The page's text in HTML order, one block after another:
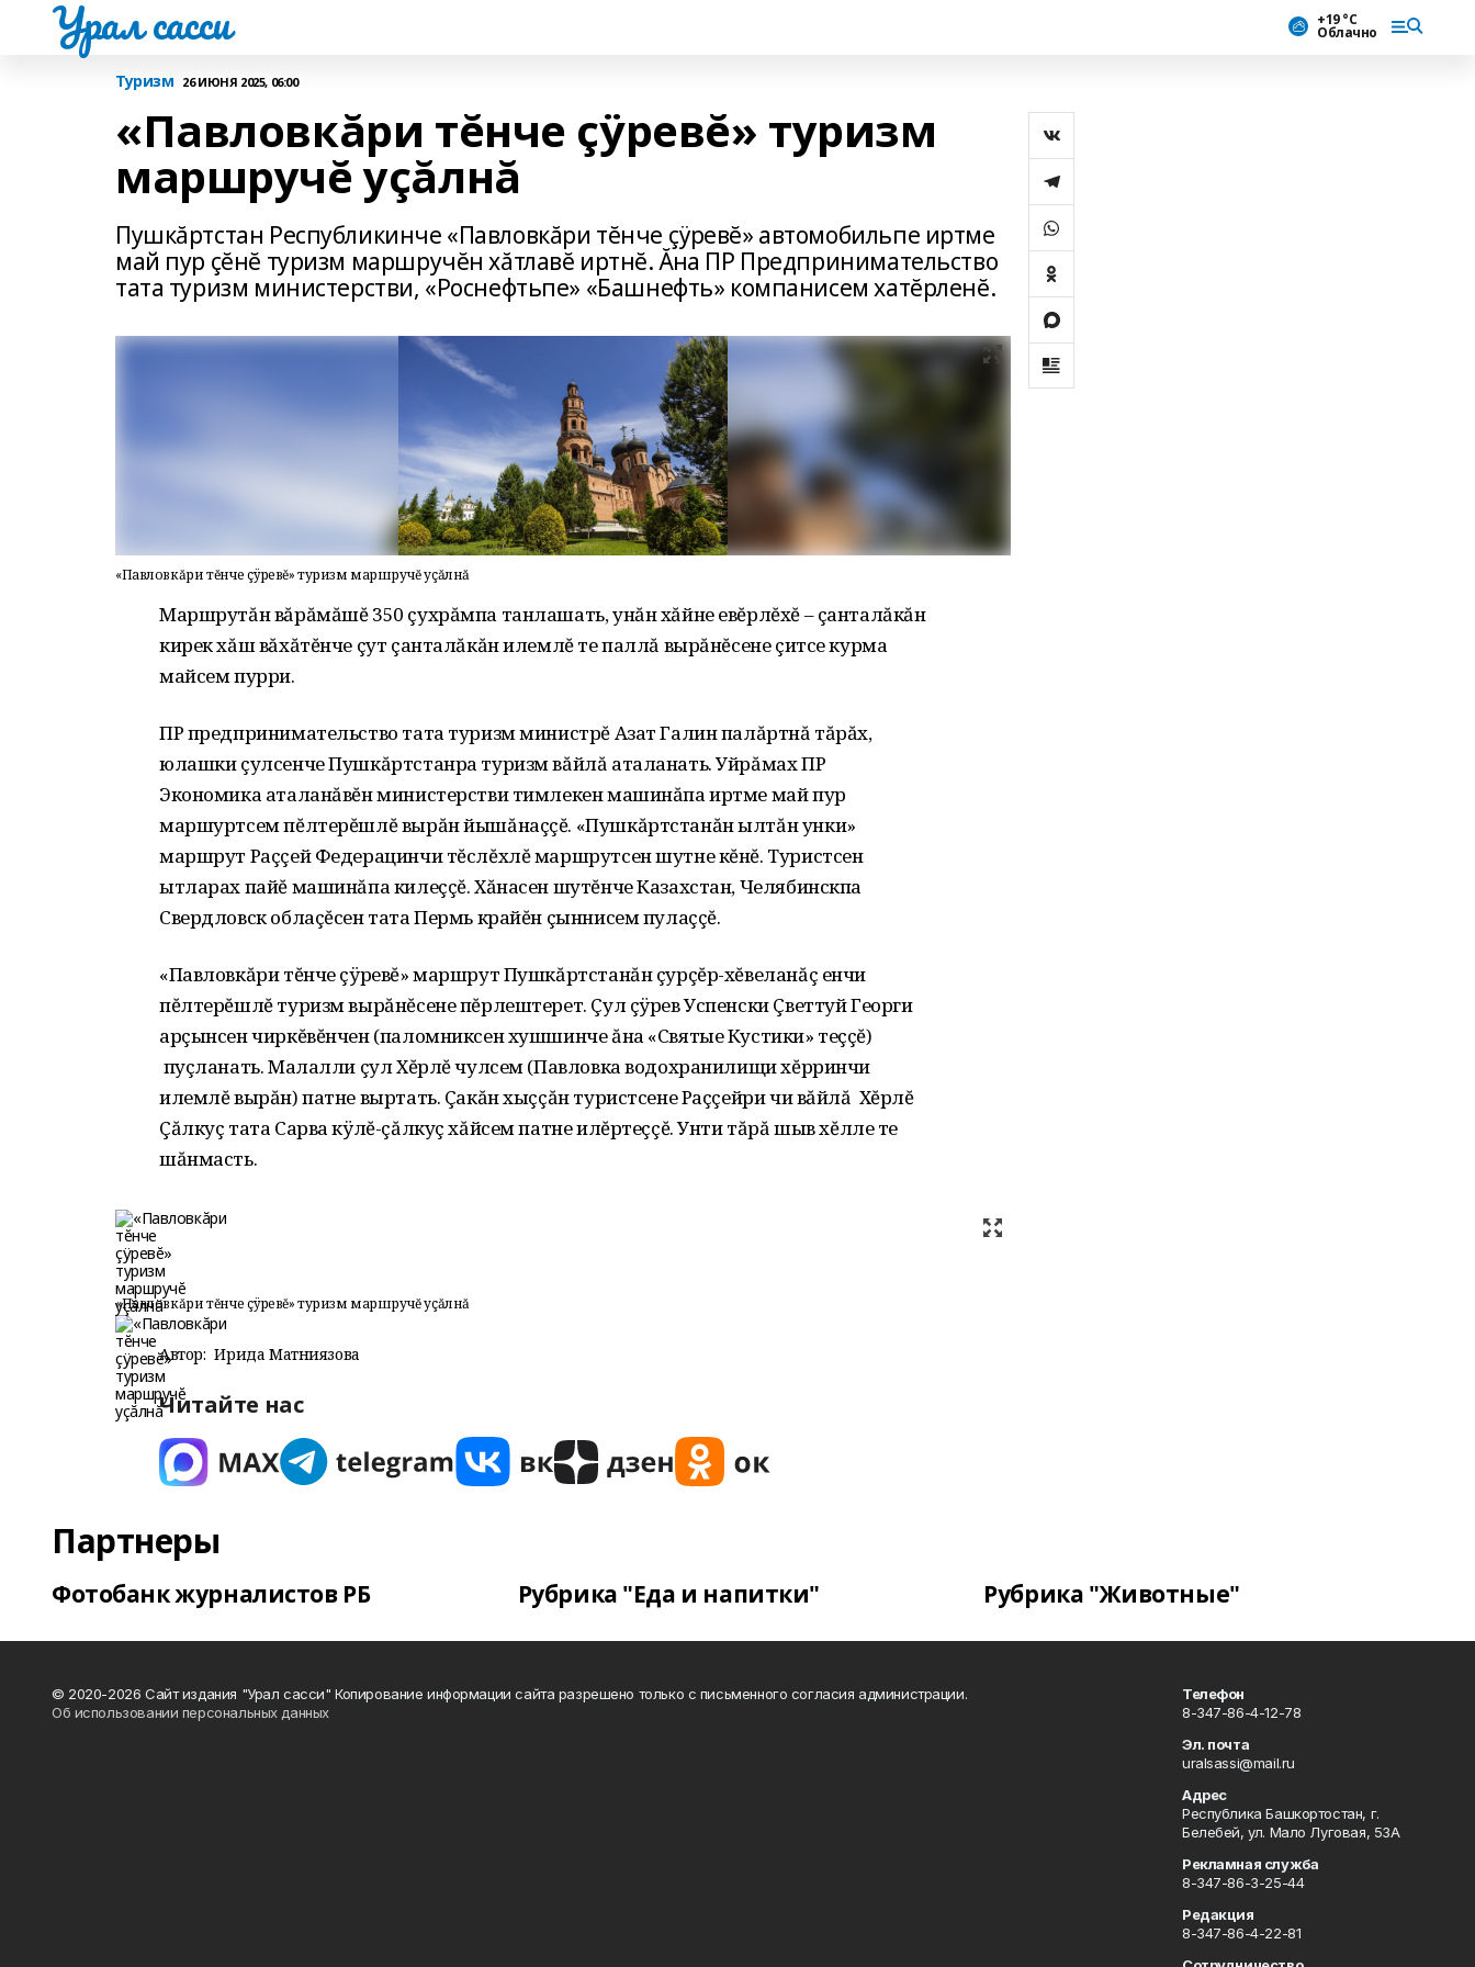
Урал сасси +19 °С
Облачно
Туризм 26 ИЮНЯ 2025, 06:00
«Павловкăри тĕнче çÿревĕ» туризм
маршручĕ уçăлнă
Пушкăртстан Республикинче «Павловкăри тĕнче çÿревĕ» автомобильпе иртме
май пур çĕнĕ туризм маршручĕн хăтлавĕ иртнĕ. Ăна ПР Предпринимательство
тата туризм министерстви, «Роснефтьпе» «Башнефть» компанисем хатĕрленĕ.
«Павловкăри тĕнче çÿревĕ» туризм маршручĕ уçăлнă
Маршрутăн вăрăмăшĕ 350 çухрăмпа танлашать, унăн хăйне евĕрлĕхĕ – çанталăкăн
кирек хăш вăхăтĕнче çут çанталăкăн илемлĕ те паллă вырăнĕсене çитсе курма
майсем пурри.
ПР предпринимательство тата туризм министрĕ Азат Галин палăртнă тăрăх,
юлашки çулсенче Пушкăртстанра туризм вăйлă аталанать. Уйрăмах ПР
Экономика аталанăвĕн министерстви тимлекен машинăпа иртме май пур
маршуртсем пĕлтерĕшлĕ вырăн йышăнаççĕ. «Пушкăртстанăн ылтăн унки»
маршрут Раççей Федерацинчи тĕслĕхлĕ маршрутсен шутне кĕнĕ. Туристсен
ытларах пайĕ машинăпа килеççĕ. Хăнасен шутĕнче Казахстан, Челябинскпа
Свердловск облаçĕсен тата Пермь крайĕн çыннисем пулаççĕ.
«Павловкăри тĕнче çÿревĕ» маршрут Пушкăртстанăн çурçĕр-хĕвеланăç енчи
пĕлтерĕшлĕ туризм вырăнĕсене пĕрлештерет. Çул çÿрев Успенски Çветтуй Георги
арçынсен чиркĕвĕнчен (паломниксен хушшинче ăна «Святые Кустики» теççĕ)
пуçланать. Малалли çул Хĕрлĕ чулсем (Павловка водохранилищи хĕрринчи
илемлĕ вырăн) патне выртать. Çакăн хыççăн туристсене Раççейри чи вăйлă Хĕрлĕ
Çăлкуç тата Сарва кÿлĕ-çăлкуç хăйсем патне илĕртеççĕ. Унти тăрă шыв хĕлле те
шăнмасть.
«Павловкăри тĕнче çÿревĕ» туризм маршручĕ уçăлнă
Автор: Ирида Матниязова
Читайте нас
Партнеры
Фотобанк журналистов РБ Рубрика "Еда и напитки" Рубрика "Животные"
© 2020-2026 Сайт издания "Урал сасси" Копирование информации сайта разрешено только с письменного согласия администрации.
Об использовании персональных данных
Телефон
8-347-86-4-12-78
Эл. почта
uralsassi@mail.ru
Адрес
Республика Башкортостан, г.
Белебей, ул. Мало Луговая, 53А
Рекламная служба
8-347-86-3-25-44
Редакция
8-347-86-4-22-81